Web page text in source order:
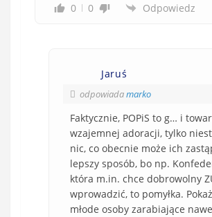
0 0 Odpowiedz
Jaruś
odpowiadamarko
Faktycznie, POPiS to g… i
wzajemnej adoracji, tylko
nic, co obecnie może ich
lepszy sposób, bo np.
która m.in. chce dobrowolny
wprowadzić, to pomyłka.
młode osoby zarabiające